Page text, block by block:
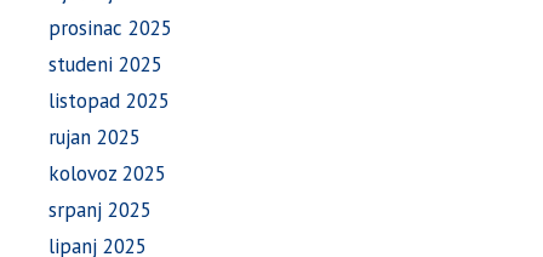
prosinac 2025
studeni 2025
listopad 2025
rujan 2025
kolovoz 2025
srpanj 2025
lipanj 2025